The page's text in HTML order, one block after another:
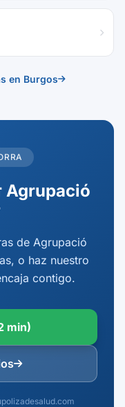
en Burgos
Agrupació
de Agrupació
o haz nuestro
contigo.
min)